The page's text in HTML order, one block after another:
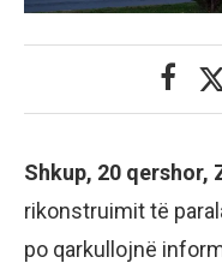
Shkup, 20 qershor,
rikonstruimit të
po qarkullojnë